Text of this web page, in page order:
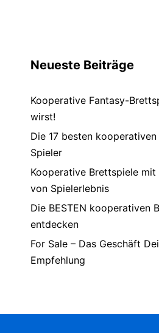
Neueste Beiträge
Kooperative Fantasy-
wirst!
Die 17 besten
Spieler
Kooperative Brettspiele
von Spielerlebnis
Die BESTEN kooperativen
entdecken
For Sale – Das Geschäft
Empfehlung